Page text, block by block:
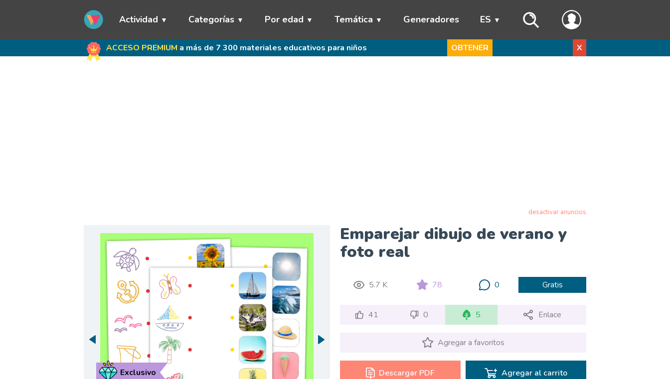
Actividad Categorías Por edad Temática Generadores ES
ACCESO PREMIUM a más de 7 300 materiales educativos para niños OBTENER X
desactivar anuncios
Emparejar dibujo de verano y
foto real
Exclusivo
5.7 K 78 0 Gratis
41 0 5 Enlace
Agregar a favoritos
Descargar PDF Agregar al carrito